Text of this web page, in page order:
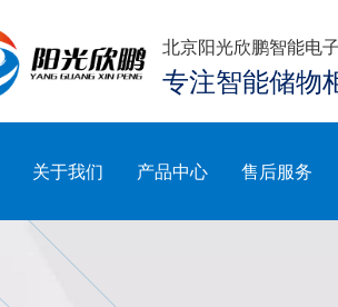
北京阳光欣鹏智能电
专注智能储物
关于我们 产品中心 售后服务